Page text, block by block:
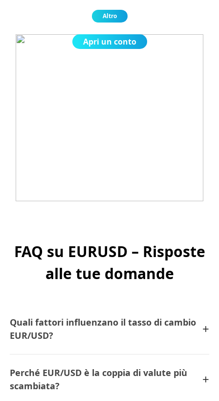
Altro
Apri un conto
FAQ su EURUSD – Risposte
alle tue domande
Quali fattori influenzano il tasso di cambio
EUR/USD?
+
Perché EUR/USD è la coppia di valute più
scambiata?
+